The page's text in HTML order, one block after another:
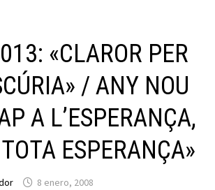
«CLAROR PER
/ ANY NOU
A L’ESPERANÇA,
ESPERANÇA»
8 enero, 2008